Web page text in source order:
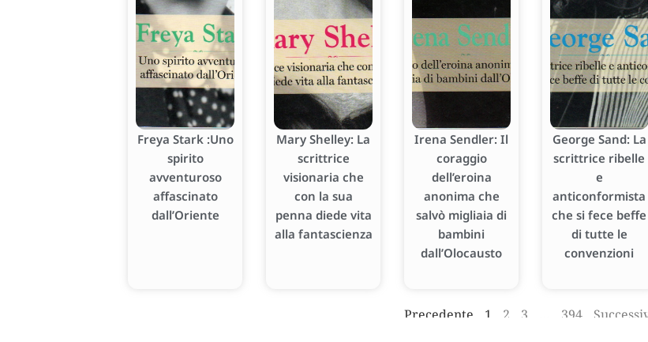
Freya Stark :Uno
spirito
avventuroso
affascinato
dall’Oriente
Mary Shelley: La
scrittrice
visionaria che
con la sua
penna diede vita
alla fantascienza
Irena Sendler: Il
coraggio
dell’eroina
anonima che
salvò migliaia di
bambini
dall’Olocausto
George Sand: La
scrittrice ribelle
e
anticonformista
che si fece beffe
di tutte le
convenzioni
Precedente 1 2 3 394